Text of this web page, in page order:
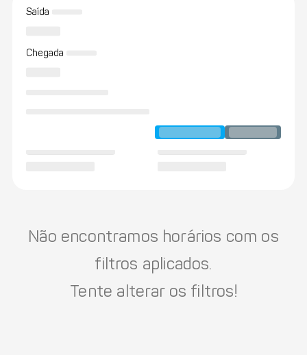
Saída
Chegada
Não encontramos horários com os
filtros aplicados.
Tente alterar os filtros!